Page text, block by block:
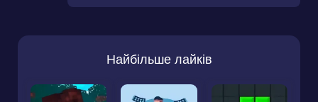
Найбільше лайків